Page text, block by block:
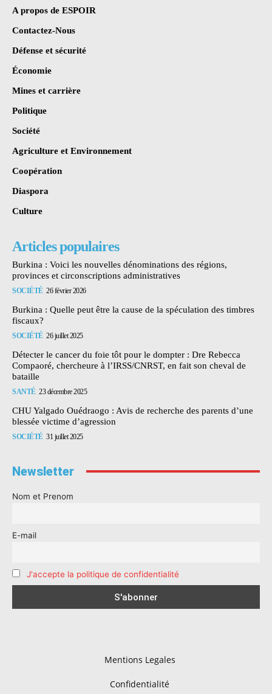
A propos de ESPOIR
Contactez-Nous
Défense et sécurité
Économie
Mines et carrière
Politique
Société
Agriculture et Environnement
Coopération
Diaspora
Culture
Articles populaires
Burkina : Voici les nouvelles dénominations des régions,
provinces et circonscriptions administratives
SOCIÉTÉ 26 février 2026
Burkina : Quelle peut être la cause de la spéculation des timbres
fiscaux?
SOCIÉTÉ 26 juillet 2025
Détecter le cancer du foie tôt pour le dompter : Dre Rebecca
Compaoré, chercheure à l’IRSS/CNRST, en fait son cheval de
bataille
SANTÉ 23 décembre 2025
CHU Yalgado Ouédraogo : Avis de recherche des parents d’une
blessée victime d’agression
SOCIÉTÉ 31 juillet 2025
Newsletter
Nom et Prenom
E-mail
J'accepte la politique de confidentialité
Mentions Legales
Confidentialité